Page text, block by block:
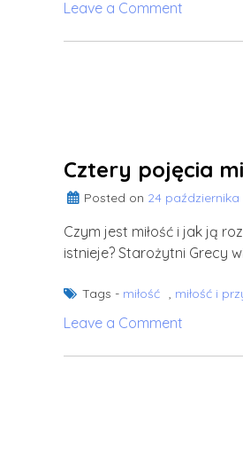
Leave a Comment
Cztery pojęcia
Posted on 24 października
Czym jest miłość i jak ją
istnieje? Starożytni Grecy
Tags - miłość , miłość i
Leave a Comment